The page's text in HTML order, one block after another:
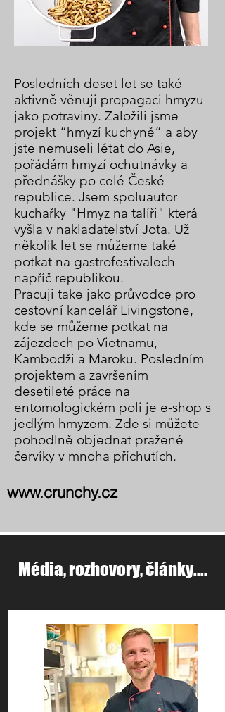
Posledních deset let se také
aktivně věnuji propagaci hmyzu
jako potraviny. Založili jsme
projekt “hmyzí kuchyně” a aby
jste nemuseli létat do Asie,
pořádám hmyzí ochutnávky a
přednášky po celé České
republice. Jsem spoluautor
kuchařky "Hmyz na talíři" která
vyšla v nakladatelství Jota. Už
několik let se můžeme také
potkat na gastrofestivalech
napříč republikou.
Pracuji take jako průvodce pro
cestovní kancelář Livingstone,
kde se můžeme potkat na
zájezdech po Vietnamu,
Kambodži a Maroku. Posledním
projektem a završením
desetileté práce na
entomologickém poli je e-shop s
jedlým hmyzem. Zde si můžete
pohodlně objednat pražené
červíky v mnoha příchutích.
www.crunchy.cz
Média, rozhovory, články....